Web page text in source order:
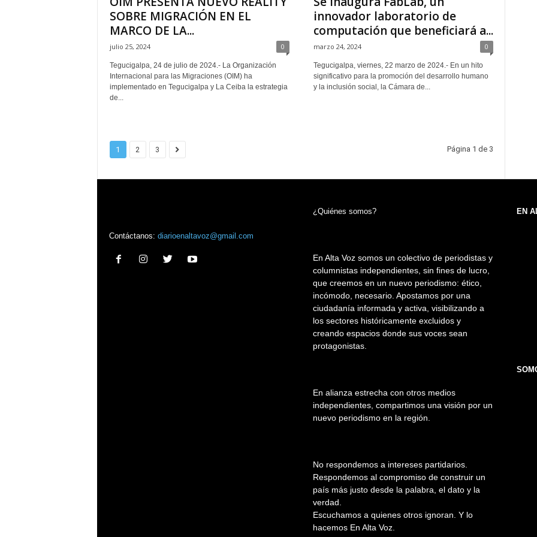
SOBRE MIGRACIÓN EN EL
MARCO DE LA...
julio 25, 2024 0
Tegucigalpa, 24 de julio de 2024.- La Organización
Internacional para las Migraciones (OIM) ha
implementado en Tegucigalpa y La Ceiba la estrategia
de...
innovador laboratorio de
computación que beneficiará a...
marzo 24, 2024 0
Tegucigalpa, viernes, 22 marzo de 2024.- En un hito
significativo para la promoción del desarrollo humano
y la inclusión social, la Cámara de...
1 2 3 Página 1 de 3
Contáctanos: diarioenaltavoz@gmail.com
¿Quiénes somos?
En Alta Voz somos un colectivo de periodistas y
columnistas independientes, sin fines de lucro,
que creemos en un nuevo periodismo: ético,
incómodo, necesario. Apostamos por una
ciudadanía informada y activa, visibilizando a
los sectores históricamente excluidos y
creando espacios donde sus voces sean
protagonistas.
En alianza estrecha con otros medios
independientes, compartimos una visión por un
nuevo periodismo en la región.
No respondemos a intereses partidarios.
Respondemos al compromiso de construir un
país más justo desde la palabra, el dato y la
verdad.
Escuchamos a quienes otros ignoran. Y lo
hacemos En Alta Voz.
EN